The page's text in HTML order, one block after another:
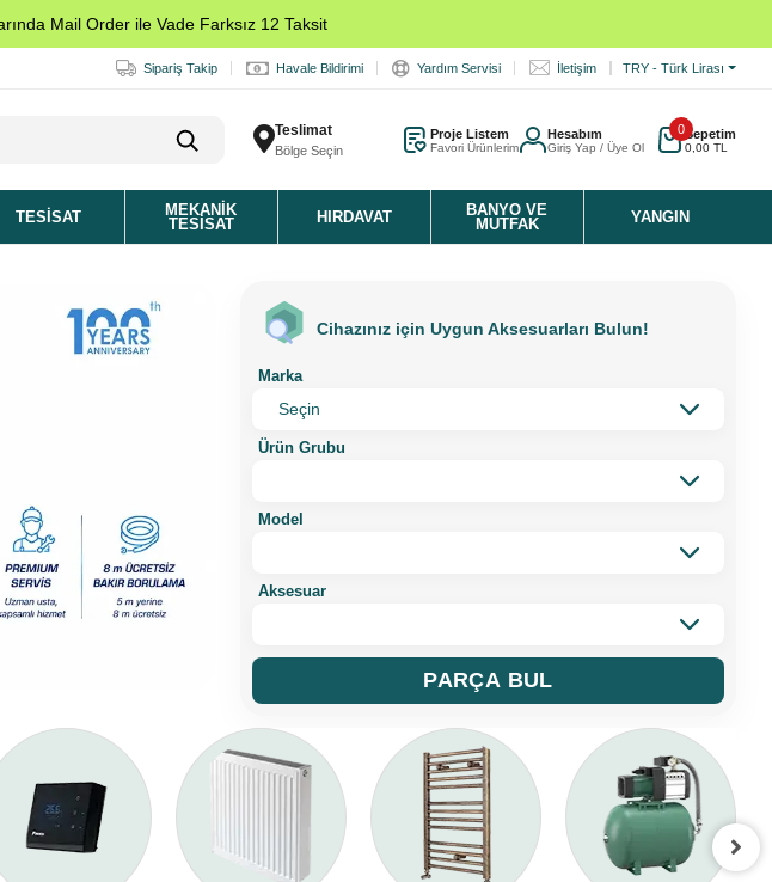
Mail Order ile Vade Farksız 12 Taksit
Sipariş Takip Havale Bildirimi Yardım Servisi İletişim TRY - Türk Lirası
Teslimat
Bölge Seçin
Proje Listem
Favori Ürünlerim
Hesabım
Giriş Yap / Üye Ol
0Sepetim
0,00 TL
TESISAT
MEKANIK
TESISAT
HIRDAVAT
BANYO VE
MUTFAK
YANGIN
Cihazınız için Uygun Aksesuarları Bulun!
Marka
Ürün Grubu
Model
Aksesuar
PARÇA BUL